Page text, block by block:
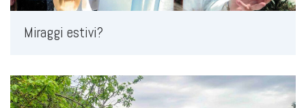
Miraggi estivi?